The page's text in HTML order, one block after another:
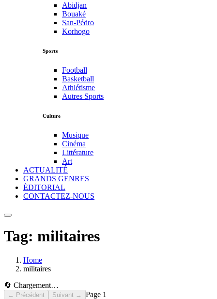
Abidjan
Bouaké
San-Pédro
Korhogo
Sports
Football
Basketball
Athlétisme
Autres Sports
Culture
Musique
Cinéma
Littérature
Art
ACTUALITÉ
GRANDS GENRES
ÉDITORIAL
CONTACTEZ-NOUS
Tag: militaires
Home
militaires
🔄 Chargement…
← Précédent Suivant → Page 1